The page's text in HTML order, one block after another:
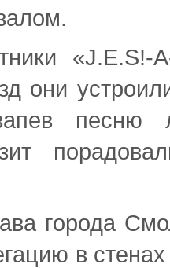
они
песню
города
в